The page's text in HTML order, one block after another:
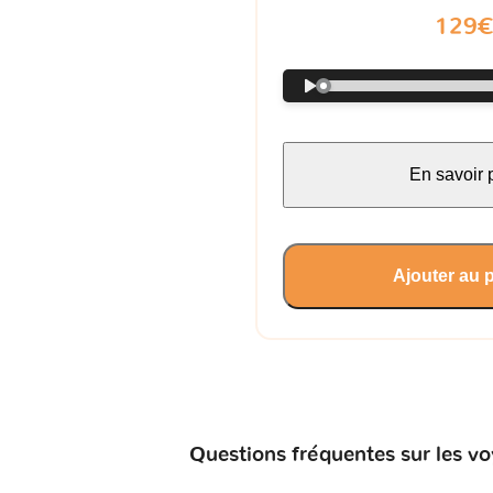
129€
En savoir
Ajouter au
Questions fréquentes sur les